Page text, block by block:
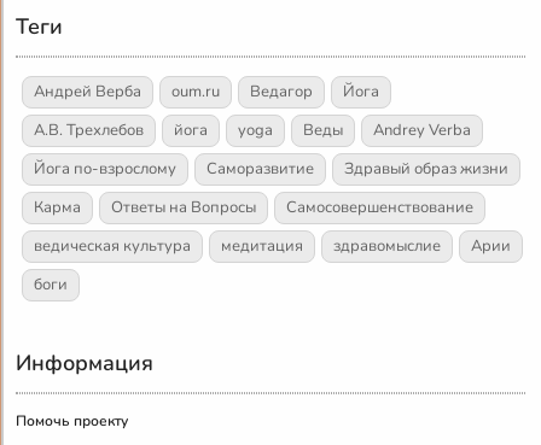
Теги
Андрей Верба oum.ru Ведагор
Йога
А.В. Трехлебов
йога yoga Веды
Andrey Verba
Йога по-взрослому
Саморазвитие
Здравый образ жизни
Карма
Ответы на Вопросы
Самосовершенствование
ведическая культура
медитация здравомыслие
Арии
боги
Информация
Помочь проекту